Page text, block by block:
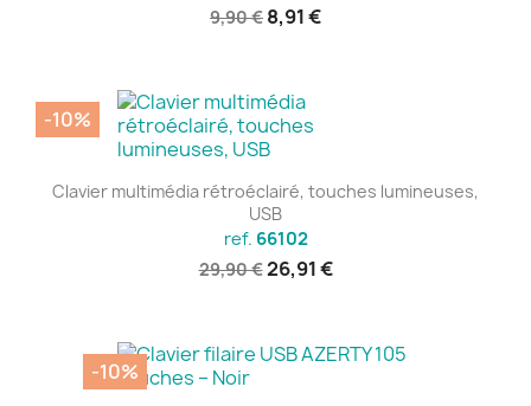
9,90 € 8,91 €
Clavier multimédia rétroéclairé, touches lumineuses,
USB
ref. 66102
29,90 €26,91 €
-10%
-10%